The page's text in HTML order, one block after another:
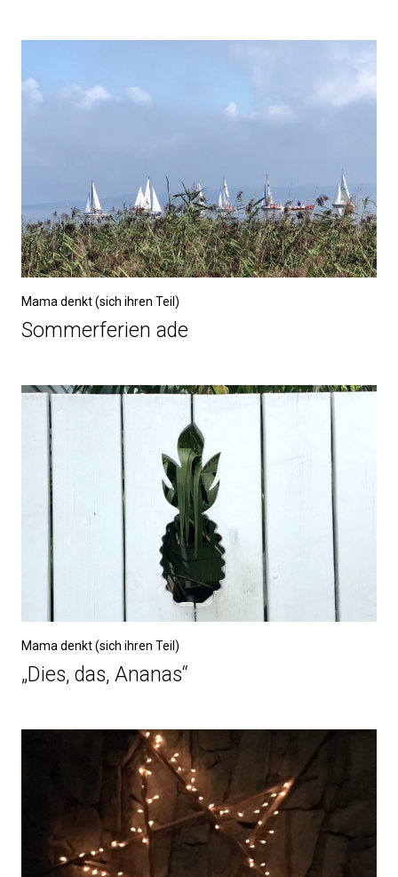
Mama denkt (sich ihren Teil)
Sommerferien ade
Mama denkt (sich ihren Teil)
„Dies, das, Ananas“